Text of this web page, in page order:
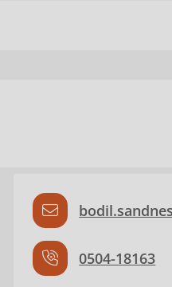
0504-18163